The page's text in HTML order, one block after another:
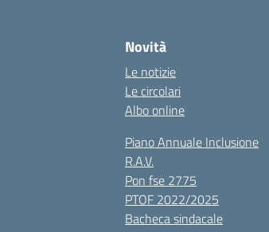
Novità
Le notizie
Le circolari
Albo online
Piano Annuale Inclusione
R.A.V.
Pon fse 2775
PTOF 2022/2025
Bacheca sindacale